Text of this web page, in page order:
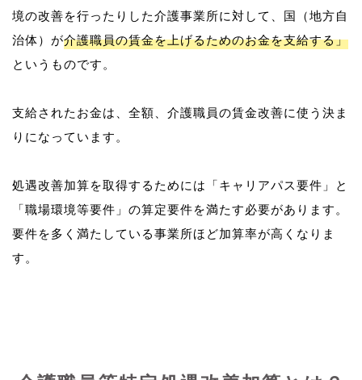
境の改善を行ったりした介護事業所に対して、国（地方自
治体）が介護職員の賃金を上げるためのお金を支給する」
というものです。
支給されたお金は、全額、介護職員の賃金改善に使う決ま
りになっています。
処遇改善加算を取得するためには「キャリアパス要件」と
「職場環境等要件」の算定要件を満たす必要があります。
要件を多く満たしている事業所ほど加算率が高くなりま
す。